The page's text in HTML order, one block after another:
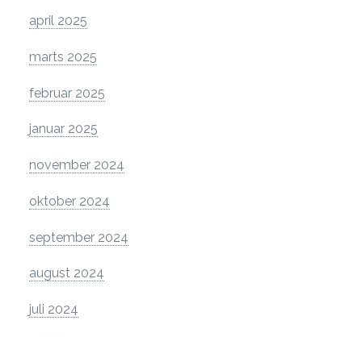
april 2025
marts 2025
februar 2025
januar 2025
november 2024
oktober 2024
september 2024
august 2024
juli 2024